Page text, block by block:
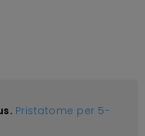
Pristatome per 5-